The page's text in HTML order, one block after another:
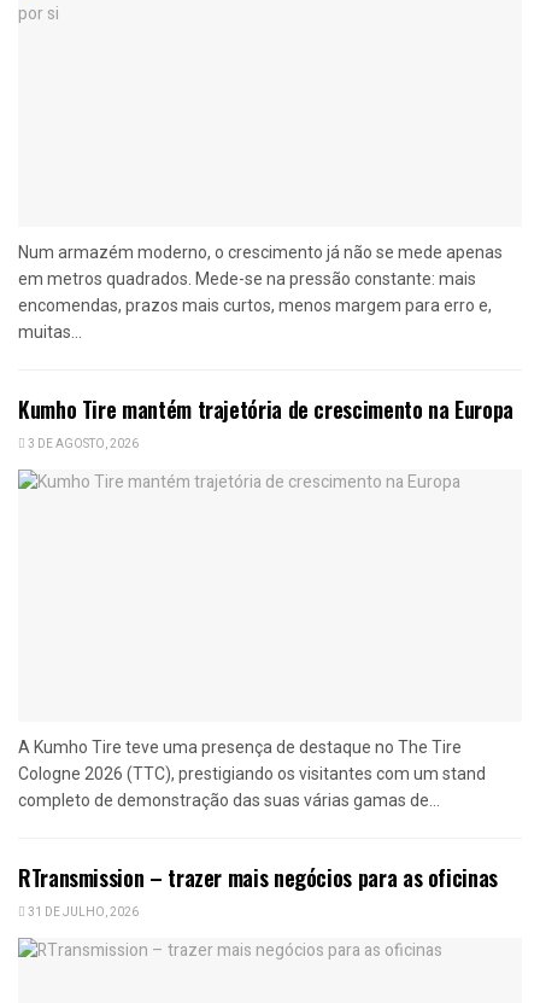
Num armazém moderno, o crescimento já não se mede apenas
em metros quadrados. Mede-se na pressão constante: mais
encomendas, prazos mais curtos, menos margem para erro e,
muitas...
Kumho Tire mantém trajetória de crescimento na Europa
3 DE AGOSTO, 2026
A Kumho Tire teve uma presença de destaque no The Tire
Cologne 2026 (TTC), prestigiando os visitantes com um stand
completo de demonstração das suas várias gamas de...
RTransmission – trazer mais negócios para as oficinas
31 DE JULHO, 2026